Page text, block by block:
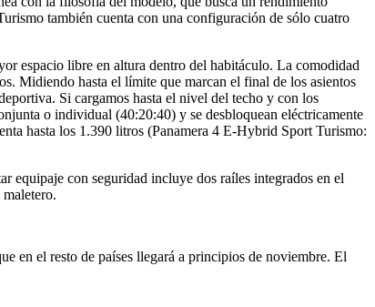
también cuenta con una configuración de sólo cuatro
espacio libre en altura dentro del habitáculo. La comodidad
Midiendo hasta el límite que marcan el final de los asientos
Si cargamos hasta el nivel del techo y con los
o individual (40:20:40) y se desbloquean eléctricamente
hasta los 1.390 litros (Panamera 4 E-Hybrid Sport Turismo:
equipaje con seguridad incluye dos raíles integrados en el
en el resto de países llegará a principios de noviembre. El